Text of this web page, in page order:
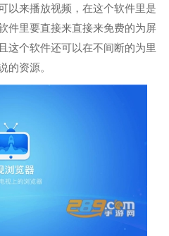
以来播放视频，在这个软件里是
件里要直接来直接来免费的为屏
这个软件还可以在不间断的为里
的资源。